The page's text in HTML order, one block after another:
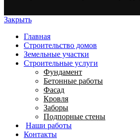
Закрыть
Главная
Строительство домов
Земельные участки
Строительные услуги
Фундамент
Бетонные работы
Фасад
Кровля
Заборы
Подпорные стены
Наши работы
Контакты